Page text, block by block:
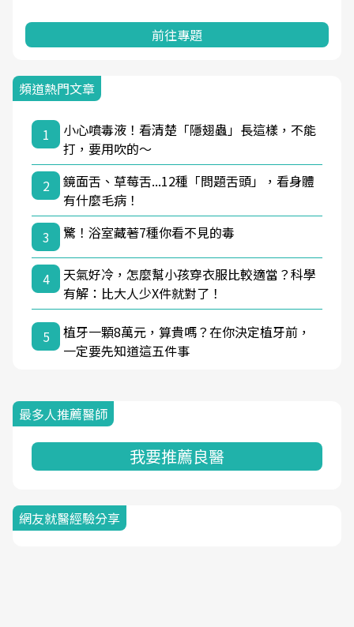
前往專題
頻道熱門文章
1
小心噴毒液！看清楚「隱翅蟲」長這樣，不能
打，要用吹的～
2
鏡面舌、草莓舌...12種「問題舌頭」，看身體
有什麼毛病！
3
驚！浴室藏著7種你看不見的毒
4
天氣好冷，怎麼幫小孩穿衣服比較適當？科學
有解：比大人少X件就對了！
5
植牙一顆8萬元，算貴嗎？在你決定植牙前，
一定要先知道這五件事
最多人推薦醫師
我要推薦良醫
網友就醫經驗分享